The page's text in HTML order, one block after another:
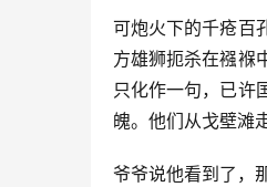
可炮火下的千疮百
方雄狮扼杀在襁褓
只化作一句，已许
魄。他们从戈壁滩
爷爷说他看到了，